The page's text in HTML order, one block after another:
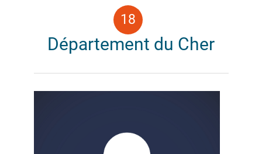
Département du Cher